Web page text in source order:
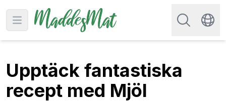
Open main menu
Sök efter
Upptäck fantastiska
recept med Mjöl